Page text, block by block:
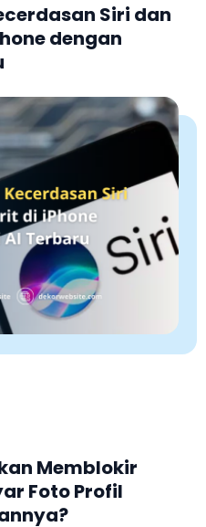
Siri dan
dengan
Memblokir
Foto Profil